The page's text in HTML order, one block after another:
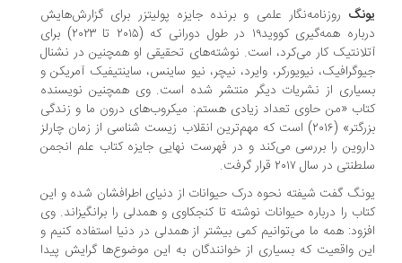
روزنامه‌نگار علمی و برنده جایزه پولیتزر برای گزارش‌هایش
درباره همه‌گیری کووید۱۹ در طول دورانی که (۲۰۱۵ تا ۲۰۲۳) برای
کار می‌کرد، است. نوشته‌های تحقیقی او همچنین در نشنال
نیویورکر، وایرد، نیچر، نیو ساینس، ساینتیفیک آمریکن و
از نشریات دیگر منتشر شده است. وی همچنین نویسنده
«من حاوی تعداد زیادی هستم: میکروب‌های درون ما و زندگی
بزرگتر» (۲۰۱۶) است که مهم‌ترین انقلاب زیست شناسی از زمان چارلز
را بررسی می‌کند و در فهرست نهایی جایزه کتاب علم انجمن
در سال ۲۰۱۷ قرار گرفت.
گفت شیفته نحوه درک حیوانات از دنیای اطرافشان شده و این
را درباره حیوانات نوشته تا کنجکاوی و همدلی را برانگیزاند. وی
همه ما می‌توانیم کمی بیشتر از همدلی در دنیا استفاده کنیم و
واقعیت که بسیاری از خوانندگان به این موضوع‌ها گرایش پیدا